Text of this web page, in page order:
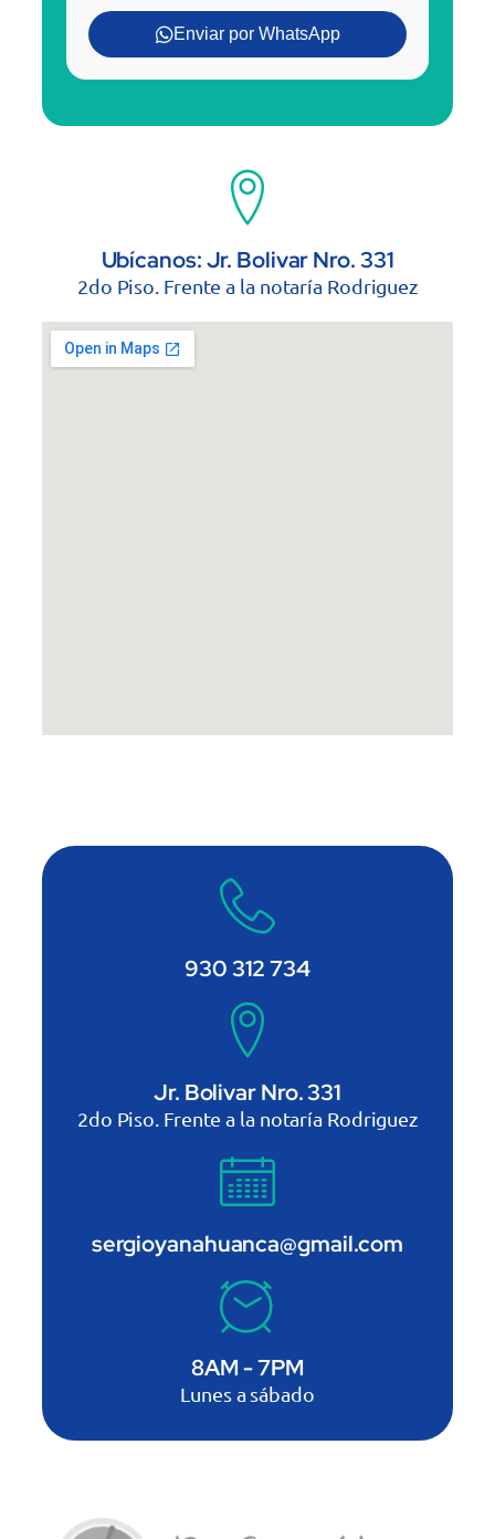
Enviar por WhatsApp
Ubícanos: Jr. Bolivar Nro. 331
2do Piso. Frente a la notaría Rodriguez
930 312 734
Jr. Bolivar Nro. 331
2do Piso. Frente a la notaría Rodriguez
sergioyanahuanca@gmail.com
8AM - 7PM
Lunes a sábado